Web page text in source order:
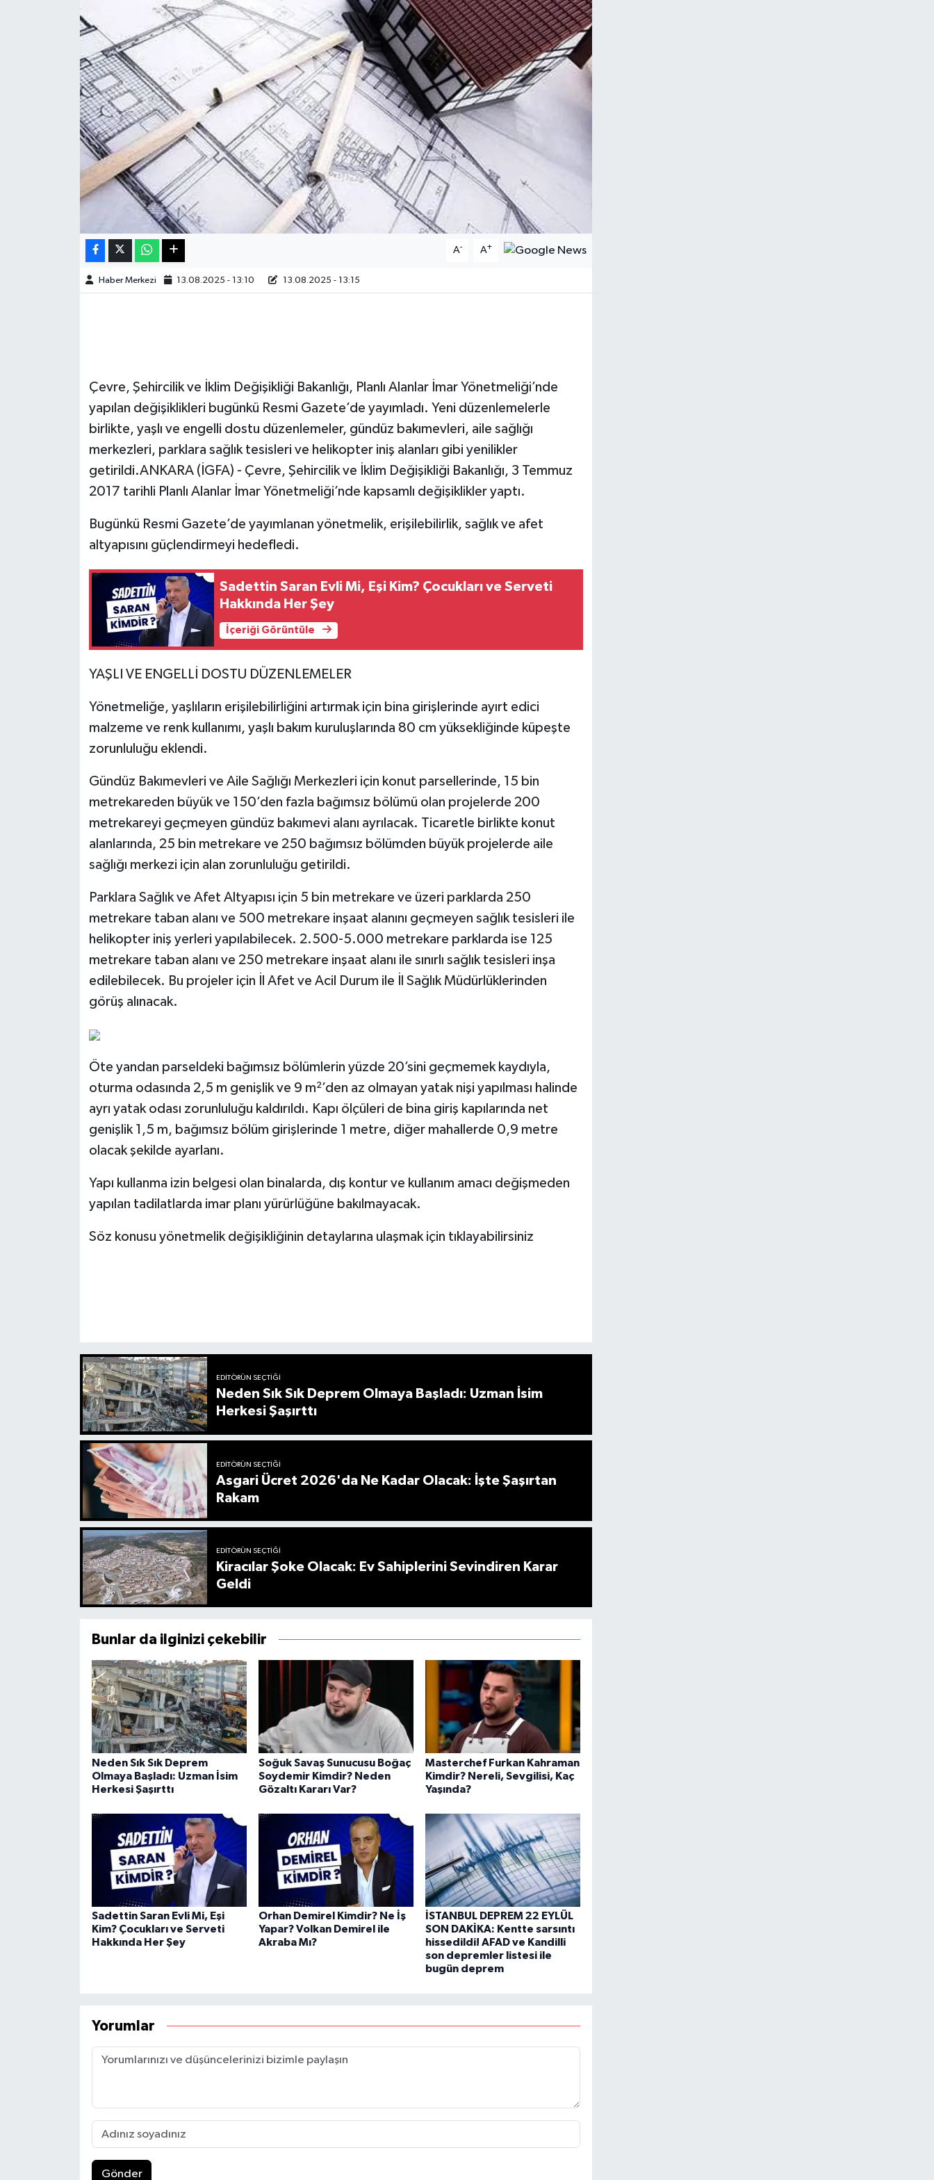
A- A+
Haber Merkezi 13.08.2025 - 13:10 13.08.2025 - 13:15
Çevre, Şehircilik ve İklim Değişikliği Bakanlığı, Planlı Alanlar İmar Yönetmeliği’nde
yapılan değişiklikleri bugünkü Resmi Gazete’de yayımladı. Yeni düzenlemelerle
birlikte, yaşlı ve engelli dostu düzenlemeler, gündüz bakımevleri, aile sağlığı
merkezleri, parklara sağlık tesisleri ve helikopter iniş alanları gibi yenilikler
getirildi.ANKARA (İGFA) - Çevre, Şehircilik ve İklim Değişikliği Bakanlığı, 3 Temmuz
2017 tarihli Planlı Alanlar İmar Yönetmeliği’nde kapsamlı değişiklikler yaptı.
Bugünkü Resmi Gazete’de yayımlanan yönetmelik, erişilebilirlik, sağlık ve afet
altyapısını güçlendirmeyi hedefledi.
Sadettin Saran Evli Mi, Eşi Kim? Çocukları ve Serveti
Hakkında Her Şey
İçeriği Görüntüle
YAŞLI VE ENGELLİ DOSTU DÜZENLEMELER
Yönetmeliğe, yaşlıların erişilebilirliğini artırmak için bina girişlerinde ayırt edici
malzeme ve renk kullanımı, yaşlı bakım kuruluşlarında 80 cm yüksekliğinde küpeşte
zorunluluğu eklendi.
Gündüz Bakımevleri ve Aile Sağlığı Merkezleri için konut parsellerinde, 15 bin
metrekareden büyük ve 150’den fazla bağımsız bölümü olan projelerde 200
metrekareyi geçmeyen gündüz bakımevi alanı ayrılacak. Ticaretle birlikte konut
alanlarında, 25 bin metrekare ve 250 bağımsız bölümden büyük projelerde aile
sağlığı merkezi için alan zorunluluğu getirildi.
Parklara Sağlık ve Afet Altyapısı için 5 bin metrekare ve üzeri parklarda 250
metrekare taban alanı ve 500 metrekare inşaat alanını geçmeyen sağlık tesisleri ile
helikopter iniş yerleri yapılabilecek. 2.500-5.000 metrekare parklarda ise 125
metrekare taban alanı ve 250 metrekare inşaat alanı ile sınırlı sağlık tesisleri inşa
edilebilecek. Bu projeler için İl Afet ve Acil Durum ile İl Sağlık Müdürlüklerinden
görüş alınacak.
Öte yandan parseldeki bağımsız bölümlerin yüzde 20’sini geçmemek kaydıyla,
oturma odasında 2,5 m genişlik ve 9 m²’den az olmayan yatak nişi yapılması halinde
ayrı yatak odası zorunluluğu kaldırıldı. Kapı ölçüleri de bina giriş kapılarında net
genişlik 1,5 m, bağımsız bölüm girişlerinde 1 metre, diğer mahallerde 0,9 metre
olacak şekilde ayarlanı.
Yapı kullanma izin belgesi olan binalarda, dış kontur ve kullanım amacı değişmeden
yapılan tadilatlarda imar planı yürürlüğüne bakılmayacak.
Söz konusu yönetmelik değişikliğinin detaylarına ulaşmak için tıklayabilirsiniz
EDITÖRÜN SEÇTIĞI
Neden Sık Sık Deprem Olmaya Başladı: Uzman İsim
Herkesi Şaşırttı
EDITÖRÜN SEÇTIĞI
Asgari Ücret 2026'da Ne Kadar Olacak: İşte Şaşırtan
Rakam
EDITÖRÜN SEÇTIĞI
Kiracılar Şoke Olacak: Ev Sahiplerini Sevindiren Karar
Geldi
Bunlar da ilginizi çekebilir
Neden Sık Sık Deprem
Olmaya Başladı: Uzman İsim
Herkesi Şaşırttı
Soğuk Savaş Sunucusu Boğaç
Soydemir Kimdir? Neden
Gözaltı Kararı Var?
Masterchef Furkan Kahraman
Kimdir? Nereli, Sevgilisi, Kaç
Yaşında?
Sadettin Saran Evli Mi, Eşi
Kim? Çocukları ve Serveti
Hakkında Her Şey
Orhan Demirel Kimdir? Ne İş
Yapar? Volkan Demirel ile
Akraba Mı?
İSTANBUL DEPREM 22 EYLÜL
SON DAKİKA: Kentte sarsıntı
hissedildi! AFAD ve Kandilli
son depremler listesi ile
bugün deprem
Yorumlar
Gönder
Teknoloji